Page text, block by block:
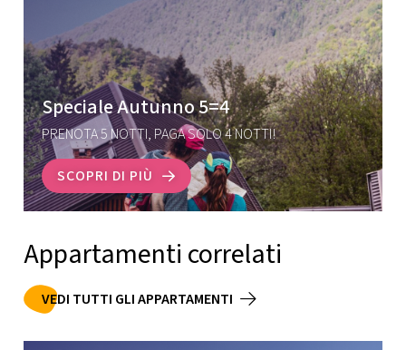
Speciale Autunno 5=4
PRENOTA 5 NOTTI, PAGA SOLO 4 NOTTI!
SCOPRI DI PIÙ
Appartamenti correlati
VEDI TUTTI GLI APPARTAMENTI